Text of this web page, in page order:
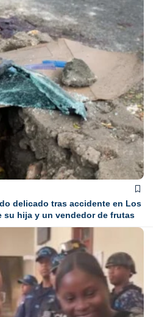
delicado tras accidente en Los
su hija y un vendedor de frutas